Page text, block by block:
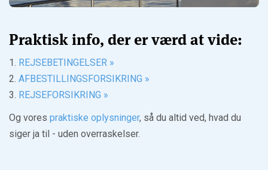
Praktisk info, der er værd at vide:
1. REJSEBETINGELSER »
2. AFBESTILLINGSFORSIKRING »
3. REJSEFORSIKRING »
Og vores praktiske oplysninger, så du altid ved, hvad du
siger ja til - uden overraskelser.